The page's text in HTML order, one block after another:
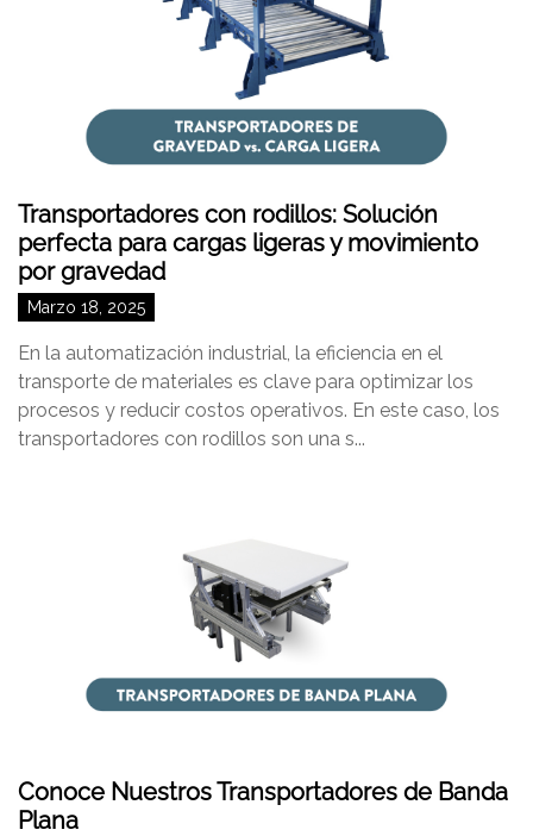
Transportadores con rodillos: Solución
perfecta para cargas ligeras y movimiento
por gravedad
Marzo 18, 2025
En la automatización industrial, la eficiencia en el
transporte de materiales es clave para optimizar los
procesos y reducir costos operativos. En este caso, los
transportadores con rodillos son una s...
Conoce Nuestros Transportadores de Banda
Plana